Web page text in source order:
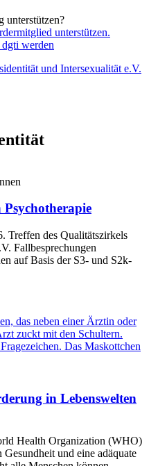
unterstützen?
unterstützen.
werden
Treffen des Qualitätszirkels
Fallbesprechungen
auf Basis der S3- und S2k-
in Lebenswelten
Health Organization (WHO)
und eine adäquate